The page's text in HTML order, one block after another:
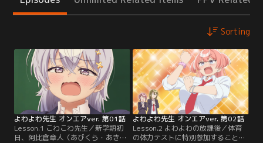
Sorting
よわよわ先生 オンエアver. 第01話
Lesson.1 こわこわ先生／新学期初
日、阿比倉章人（あびくら・あきひ
よわよわ先生 オンエアver. 第02話
Lesson.2 よわよわの放課後／体育
の体力テストに特別参加することに